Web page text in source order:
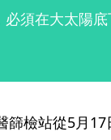
須在大太陽
檢站從5月